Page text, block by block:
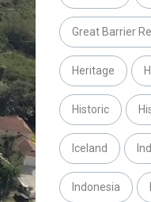
Great Barrier
Heritage
Historic
Iceland
Indonesia